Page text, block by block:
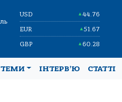
USD ▲44.76
EUR ▲51.67
GBP ▲60.28
ТЕМИ ІНТЕРВ’Ю СТАТТІ